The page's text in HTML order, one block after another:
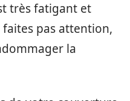
très fatigant et
pas attention,
la